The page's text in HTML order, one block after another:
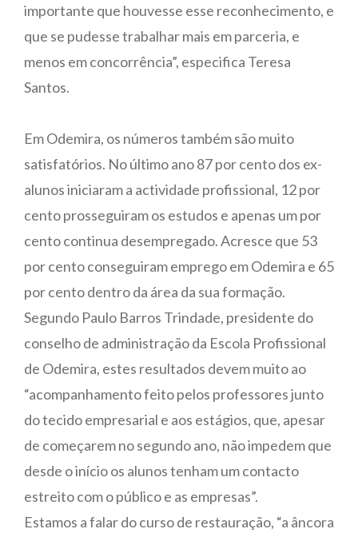
importante que houvesse esse reconhecimento, e
que se pudesse trabalhar mais em parceria, e
menos em concorrência”, especifica Teresa
Santos.
Em Odemira, os números também são muito
satisfatórios. No último ano 87 por cento dos ex-
alunos iniciaram a actividade profissional, 12 por
cento prosseguiram os estudos e apenas um por
cento continua desempregado. Acresce que 53
por cento conseguiram emprego em Odemira e 65
por cento dentro da área da sua formação.
Segundo Paulo Barros Trindade, presidente do
conselho de administração da Escola Profissional
de Odemira, estes resultados devem muito ao
“acompanhamento feito pelos professores junto
do tecido empresarial e aos estágios, que, apesar
de começarem no segundo ano, não impedem que
desde o início os alunos tenham um contacto
estreito com o público e as empresas”.
Estamos a falar do curso de restauração, “a âncora